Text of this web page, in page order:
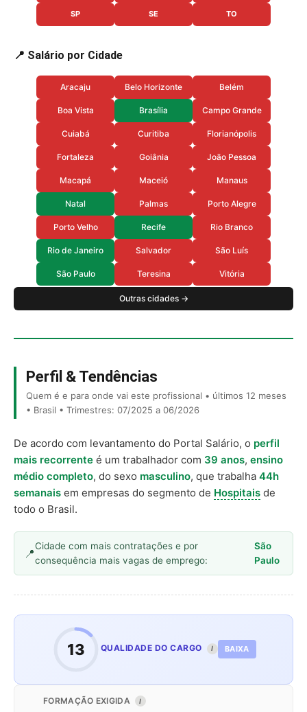
SP SE TO
📍 Salário por Cidade
Aracaju Belo Horizonte Belém
Boa Vista Brasília Campo Grande
Cuiabá Curitiba Florianópolis
Fortaleza Goiânia João Pessoa
Macapá Maceió Manaus
Natal Palmas Porto Alegre
Porto Velho Recife Rio Branco
Rio de Janeiro Salvador São Luís
São Paulo Teresina Vitória
Outras cidades →
Perfil & Tendências
Quem é e para onde vai este profissional • últimos 12 meses
• Brasil • Trimestres: 07/2025 a 06/2026
De acordo com levantamento do Portal Salário, o perfil
mais recorrente é um trabalhador com 39 anos, ensino
médio completo, do sexo masculino, que trabalha 44h
semanais em empresas do segmento de Hospitais de
todo o Brasil.
Cidade com mais contratações e por
consequência mais vagas de emprego:
São
Paulo
13 QUALIDADE DO CARGO I BAIXA
FORMAÇÃO EXIGIDA I